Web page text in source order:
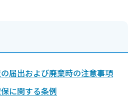
届出および廃棄時の注意事項
に関する条例